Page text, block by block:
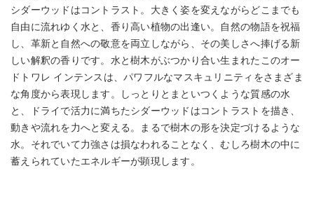
シダーウッドはコントラスト。大きく姿を変えながらどこまでも
自由に流れゆく水と、香り高い植物の出逢い。自然の物語を祝福
し、革新と自然への敬意を両立しながら、その美しさへ捧げる新
しい解釈の香りです。水と樹木がぶつかり合い生まれたこのオー
ドトワレ インテンスは、パワフルなマスキュリニティをさまざま
な角度から表現します。しっとりとまといつくような質感の水
と、ドライで活力に満ちたシダーウッドはコントラストを描き、
動きや流れを力へと変える。まるで樹木の形を決定づけるような
水。それでいて力強さは損なわれることなく、むしろ樹木の中に
蓄えられていたエネルギーが顕現します。